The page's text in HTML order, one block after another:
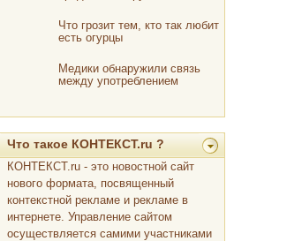
Что грозит тем, кто так любит
есть огурцы
Медики обнаружили связь
между употреблением
Что такое КОНТЕКСТ.ru ?
КОНТЕКСТ.ru - это новостной сайт
нового формата, посвященный
контекстной рекламе и рекламе в
интернете. Управление сайтом
осуществляется самими участниками